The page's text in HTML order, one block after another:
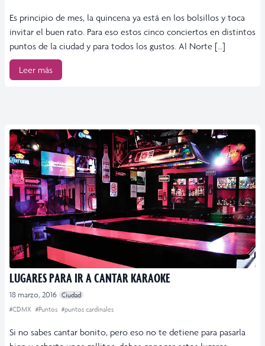
Es principio de mes, la quincena ya está en los bolsillos y toca
invitar el buen rato. Para eso estos cinco conciertos en distintos
puntos de la ciudad y para todos los gustos. Al Norte […]
Leer más
LUGARES PARA IR A CANTAR KARAOKE
18 marzo, 2016 Ciudad
#CDMX #Puntos #puntos cardinales
Si no sabes cantar bonito, pero eso no te detiene para pasarla